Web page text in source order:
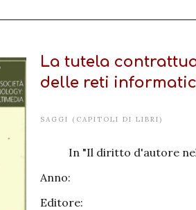
La tutela
delle reti
SAGGI (CAPITOLI DI LIBRI)
Anno:
Editore:
In "Il diritto d'autore